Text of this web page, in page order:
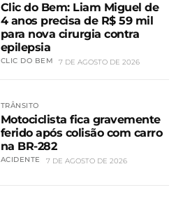
Clic do Bem: Liam Miguel de
4 anos precisa de R$ 59 mil
para nova cirurgia contra
epilepsia
CLIC DO BEM 7 DE AGOSTO DE 2026
TRÂNSITO
Motociclista fica gravemente
ferido após colisão com carro
na BR-282
ACIDENTE 7 DE AGOSTO DE 2026